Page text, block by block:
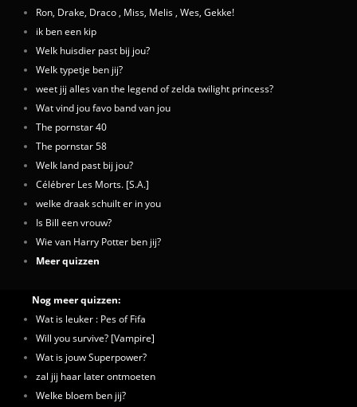
Ron, Drake, Draco , Miss, Melis , Wes, Gekke!
ik ben een kip
Welk huisdier past bij jou?
Welk typetje ben jij?
weet jij alles van the legend of zelda twilight princess?
Wat vind jou favo band van jou
The pornstar 40
The pornstar 58
Welk land past bij jou?
Célébrer Les Morts. [S.A.]
welke draak schuilt er in you
Is Bill een vrouw?
Wie van Harry Potter ben jij?
Meer quizzen
Nog meer quizzen:
Wat is leuker : Pes of Fifa
Will you survive? [Vampire]
Wat is jouw Superpower?
zal jij haar later ontmoeten
Welke bloem ben jij?